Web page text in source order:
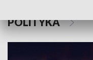
POLITYKA